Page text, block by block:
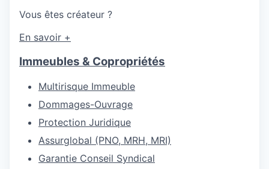
Vous êtes créateur ?
En savoir +
Immeubles & Copropriétés
Multirisque Immeuble
Dommages-Ouvrage
Protection Juridique
Assurglobal (PNO, MRH, MRI)
Garantie Conseil Syndical